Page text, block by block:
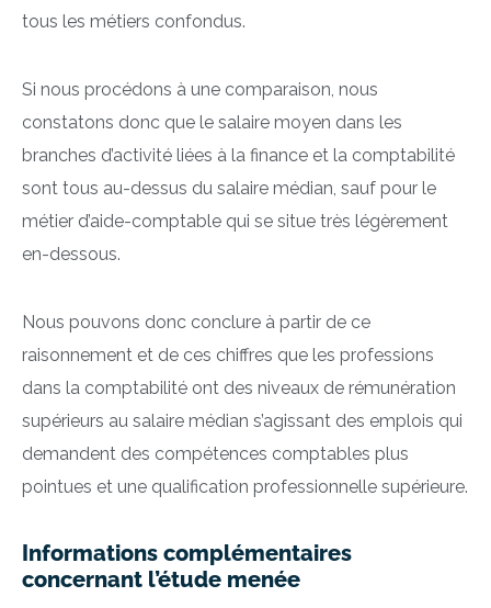
tous les métiers confondus.
Si nous procédons à une comparaison, nous
constatons donc que le salaire moyen dans les
branches d’activité liées à la finance et la comptabilité
sont tous au-dessus du salaire médian, sauf pour le
métier d’aide-comptable qui se situe très légèrement
en-dessous.
Nous pouvons donc conclure à partir de ce
raisonnement et de ces chiffres que les professions
dans la comptabilité ont des niveaux de rémunération
supérieurs au salaire médian s’agissant des emplois qui
demandent des compétences comptables plus
pointues et une qualification professionnelle supérieure.
Informations complémentaires
concernant l’étude menée